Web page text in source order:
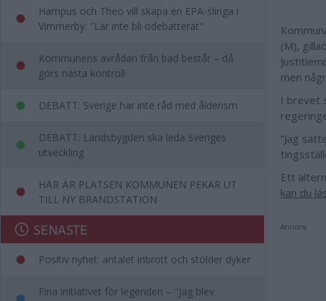
Hampus och Theo vill skapa en EPA-slinga i
Vimmerby: "Lär inte bli odebatterat"
Kommunens avrådan från bad består – då
görs nästa kontroll
DEBATT: Sverige har inte råd med ålderism
DEBATT: Landsbygden ska leda Sveriges
utveckling
HÄR ÄR PLATSEN KOMMUNEN PEKAR UT
TILL NY BRANDSTATION
SENASTE
Positiv nyhet: antalet inbrott och stölder dyker
Fina initiativet för legenden – "Jag blev
(M),
men
I brevet
”Jag
Ett
kan du
Annons: